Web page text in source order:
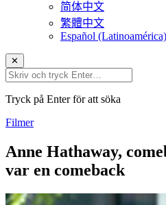
简体中文
繁體中文
Español (Latinoamérica)
✕
Tryck på Enter för att söka
Filmer
Anne Hathaway,
var en comeback